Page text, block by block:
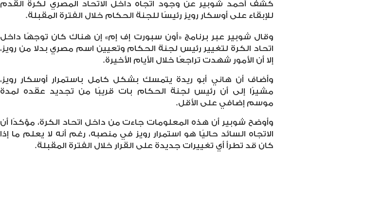
كشف أحمد شوبير عن وجود اتجاه داخل الاتحاد المصري لكرة القدم
للإبقاء على أوسكار رويز رئيسًا للجنة الحكام خلال الفترة المقبلة.
وقال شوبير عبر برنامج «أون سبورت إف إم» إن هناك كان توجهًا داخل
اتحاد الكرة لتغيير رئيس لجنة الحكام وتعيين اسم مصري بدلا من رويز،
إلا أن الأمور شهدت تراجعًا خلال الأيام الأخيرة.
وأضاف أن هاني أبو ريدة يتمسك بشكل كامل باستمرار أوسكار رويز،
مشيرًا إلى أن رئيس لجنة الحكام بات قريبًا من تجديد عقده لمدة
موسم إضافي على الأقل.
وأوضح شوبير أن هذه المعلومات جاءت من داخل اتحاد الكرة، مؤكدًا أن
الاتجاه السائد حاليًا هو استمرار رويز في منصبه، رغم أنه لا يعلم ما إذا
كان قد تطرأ أي تغييرات جديدة على القرار خلال الفترة المقبلة.